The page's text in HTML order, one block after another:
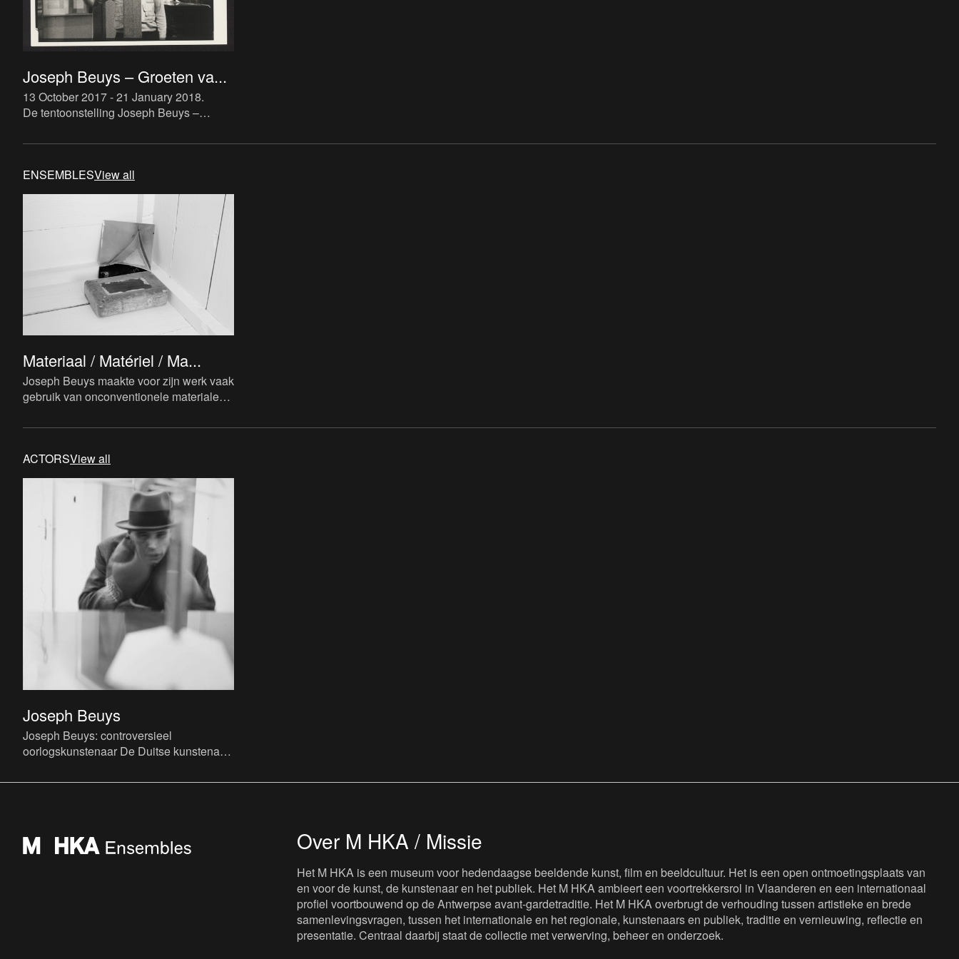
Joseph Beuys – Groeten va...
13 October 2017 - 21 January 2018.
De tentoonstelling Joseph Beuys –
zowel de activiteiten van Beuys in
ENSEMBLESView all
Materiaal / Matériel / Ma...
Joseph Beuys maakte voor zijn werk vaak
gebruik van onconventionele materialen.
zijn opgebouwd uit co
ACTORSView all
Joseph Beuys
Joseph Beuys: controversieel
oorlogskunstenaar De Duitse kunstenaar
bijzonder muzikaal getalentee
Over M HKA / Missie
Het M HKA is een museum voor hedendaagse beeldende kunst, film en beeldcultuur. Het is een open ontmoetingsplaats van
en voor de kunst, de kunstenaar en het publiek. Het M HKA ambieert een voortrekkersrol in Vlaanderen en een internationaal
profiel voortbouwend op de Antwerpse avant-gardetraditie. Het M HKA overbrugt de verhouding tussen artistieke en brede
samenlevingsvragen, tussen het internationale en het regionale, kunstenaars en publiek, traditie en vernieuwing, reflectie en
presentatie. Centraal daarbij staat de collectie met verwerving, beheer en onderzoek.